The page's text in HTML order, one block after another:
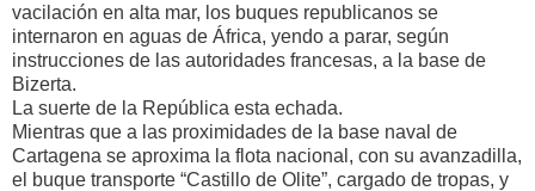
vacilación en alta mar, los buques republicanos se
internaron en aguas de África, yendo a parar, según
instrucciones de las autoridades francesas, a la base de
Bizerta.
La suerte de la República esta echada.
Mientras que a las proximidades de la base naval de
Cartagena se aproxima la flota nacional, con su avanzadilla,
el buque transporte “Castillo de Olite”, cargado de tropas, y